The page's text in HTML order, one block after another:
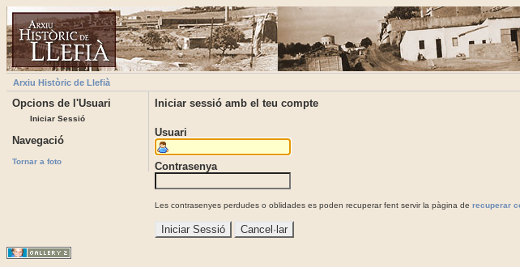
Arxiu Històric de Llefià
Opcions de l'Usuari
Iniciar Sessió
Navegació
Tornar a foto
Iniciar sessió amb el teu compte
Usuari
Contrasenya
Les contrasenyes perdudes o oblidades es poden recuperar fent servir la pàgina de recuperar